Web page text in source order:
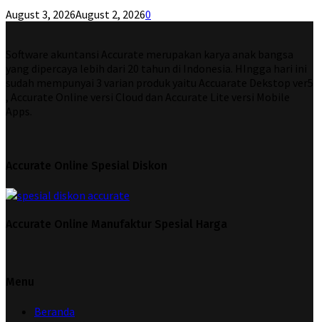
August 3, 2026August 2, 20260
Beranda